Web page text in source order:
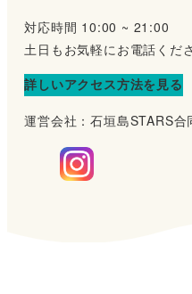
対応時間 10:00 ~ 21:00
土日もお気軽にお電話くださ
詳しいアクセス方法を見る
運営会社：石垣島STARS合